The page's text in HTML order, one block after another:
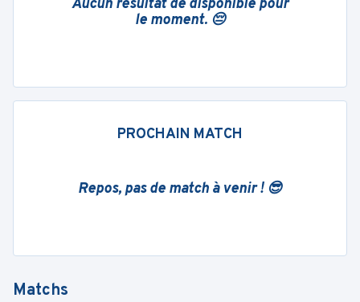
Aucun résultat de disponible pour
le moment. 😔
PROCHAIN MATCH
Repos, pas de match à venir ! 😎
Matchs